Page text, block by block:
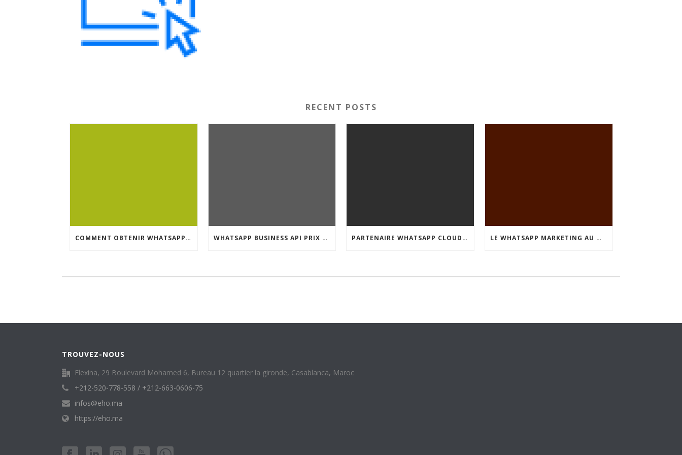
RECENT POSTS
COMMENT OBTENIR WHATSAPP BUSINESS API AU MAROC : GUIDE COMPLET WHATSAPP BUSINESS API PRIX MAROC : TARIFS 2026 ET GUIDE COMPLET PARTENAIRE WHATSAPP CLOUD API AU MAROC LE WHATSAPP MARKETING AU MAROC
TROUVEZ-NOUS
Flexina, 29 Boulevard Mohamed 6, Bureau 12 quartier la gironde, Casablanca, Maroc
+212-520-778-558 / +212-663-0606-75
infos@eho.ma
https://eho.ma